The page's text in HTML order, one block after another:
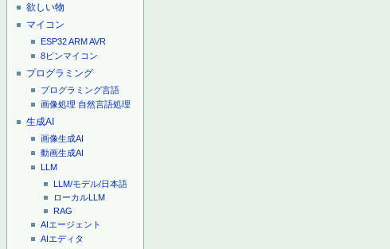
欲しい物
マイコン
ESP32ARMAVR
8ピンマイコン
プログラミング
プログラミング言語
画像処理 自然言語処理
生成AI
画像生成AI
動画生成AI
LLM
LLM/モデル/日本語
ローカルLLM
RAG
AIエージェント
AIエディタ